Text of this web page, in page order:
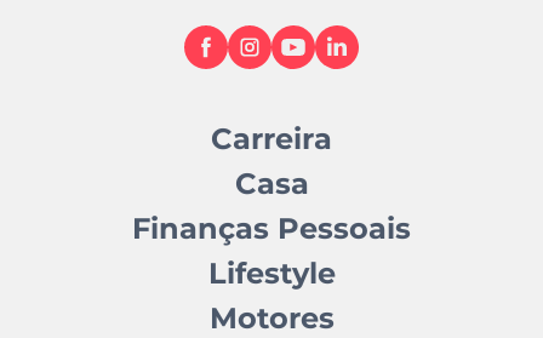
Carreira
Casa
Finanças Pessoais
Lifestyle
Motores